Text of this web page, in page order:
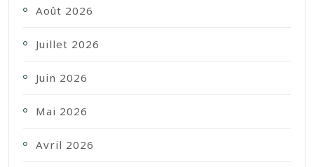
Août 2026
Juillet 2026
Juin 2026
Mai 2026
Avril 2026